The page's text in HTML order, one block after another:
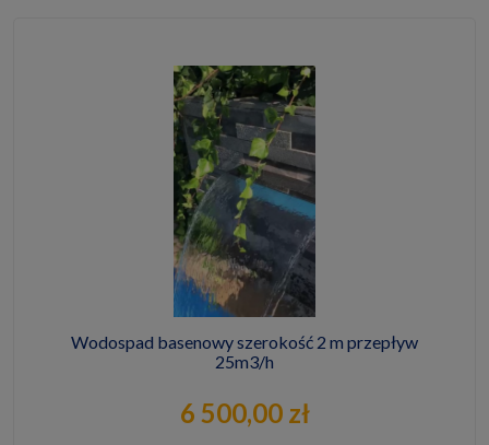
Wodospad basenowy szerokość 2 m przepływ
25m3/h
6 500,00 zł